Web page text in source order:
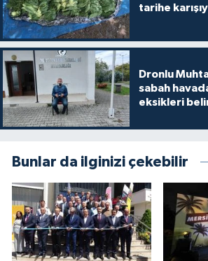
tarihe
Dronlu
sabah
eksikleri
Bunlar da ilginizi çekebilir